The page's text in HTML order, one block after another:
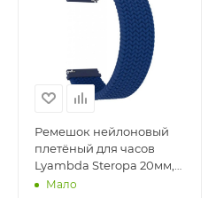
Ремешок нейлоновый
плетёный для часов
Lyambda Steropa 20мм,
синий
Мало